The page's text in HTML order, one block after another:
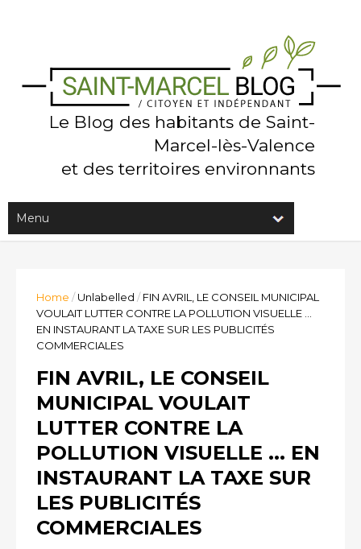
Le Blog des habitants de Saint-
Marcel-lès-Valence
et des territoires environnants
Home /Unlabelled / FIN AVRIL, LE CONSEIL MUNICIPAL
VOULAIT LUTTER CONTRE LA POLLUTION VISUELLE ...
EN INSTAURANT LA TAXE SUR LES PUBLICITÉS
COMMERCIALES
FIN AVRIL, LE CONSEIL
MUNICIPAL VOULAIT
LUTTER CONTRE LA
POLLUTION VISUELLE ... EN
INSTAURANT LA TAXE SUR
LES PUBLICITÉS
COMMERCIALES